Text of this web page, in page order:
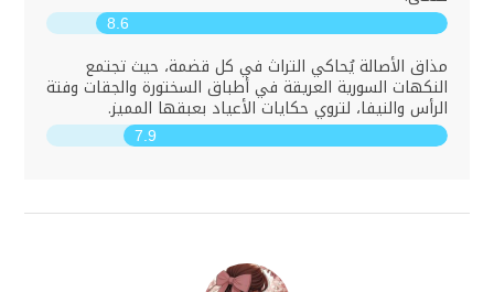
8.6
مذاق الأصالة يُحاكي التراث في كل قضمة، حيث تجتمع
النكهات السورية العريقة في أطباق السختورة والجقات وفتة
الرأس والنيفا، لتروي حكايات الأعياد بعبقها المميز.
7.9